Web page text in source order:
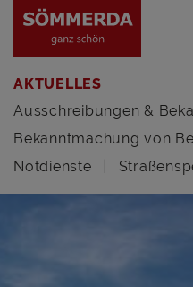
AKTUELLES
Ausschreibungen &
Bekanntmachung von
Notdienste